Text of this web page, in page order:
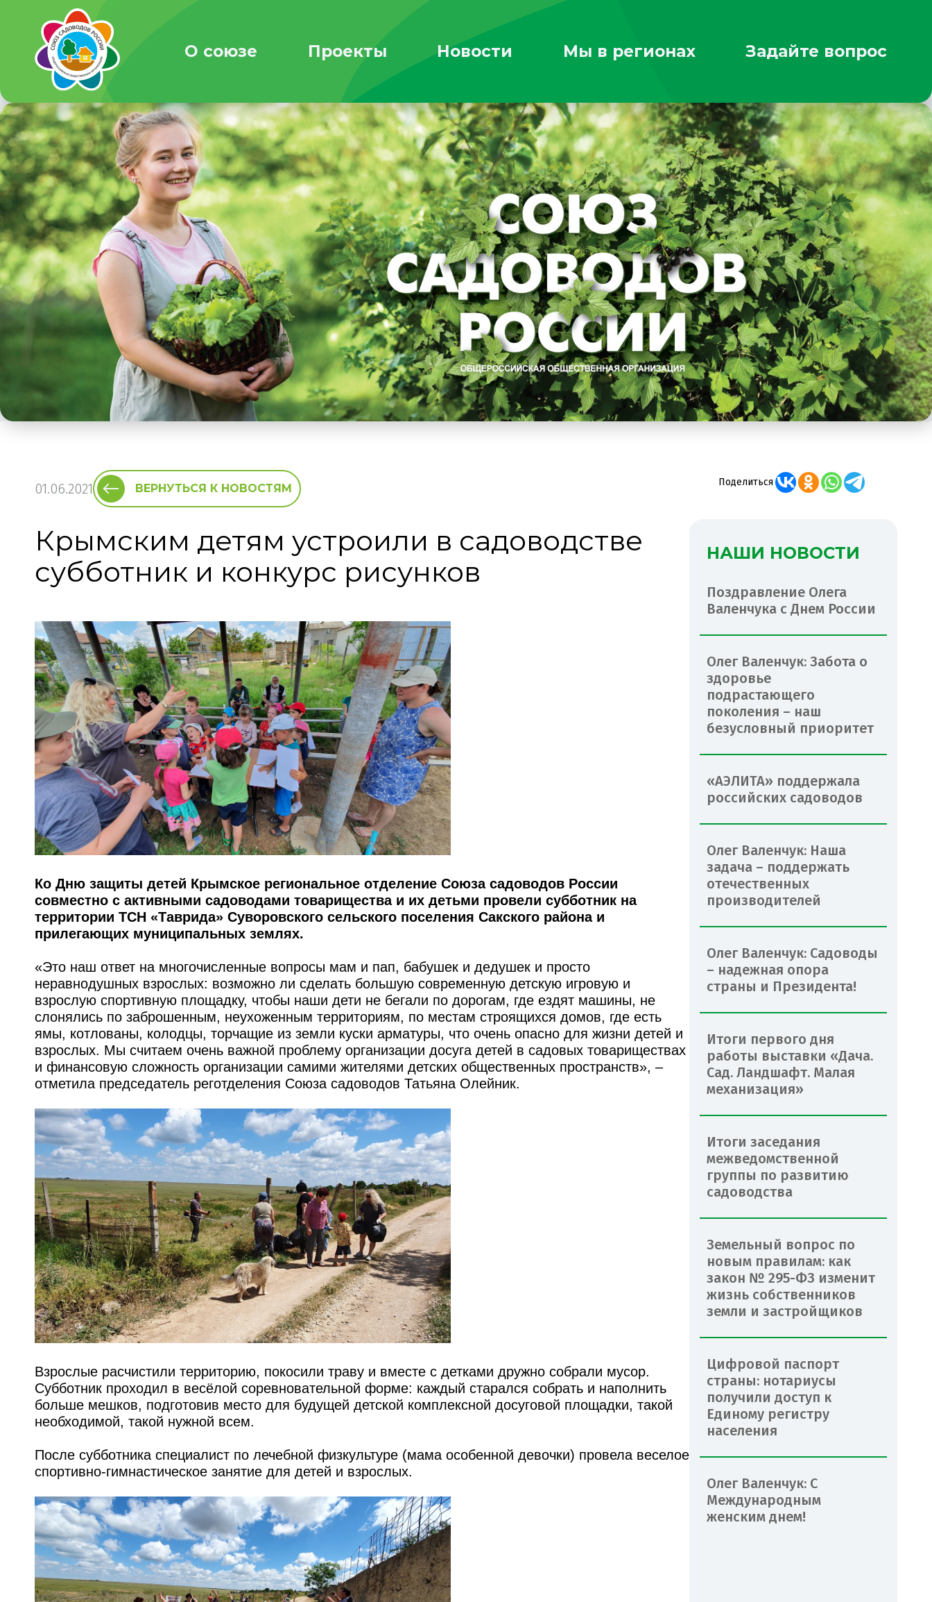
О союзе Проекты Новости Мы в регионах Задайте вопрос
01.06.2021 ВЕРНУТЬСЯ К НОВОСТЯМ
Крымским детям устроили в садоводстве
субботник и конкурс рисунков
Ко Дню защиты детей Крымское региональное отделение Союза садоводов России
совместно с активными садоводами товарищества и их детьми провели субботник на
территории ТСН «Таврида» Суворовского сельского поселения Сакского района и
прилегающих муниципальных землях.
«Это наш ответ на многочисленные вопросы мам и пап, бабушек и дедушек и просто
неравнодушных взрослых: возможно ли сделать большую современную детскую игровую и
взрослую спортивную площадку, чтобы наши дети не бегали по дорогам, где ездят машины, не
слонялись по заброшенным, неухоженным территориям, по местам строящихся домов, где есть
ямы, котлованы, колодцы, торчащие из земли куски арматуры, что очень опасно для жизни детей и
взрослых. Мы считаем очень важной проблему организации досуга детей в садовых товариществах
и финансовую сложность организации самими жителями детских общественных пространств», –
отметила председатель реготделения Союза садоводов Татьяна Олейник.
Взрослые расчистили территорию, покосили траву и вместе с детками дружно собрали мусор.
Субботник проходил в весёлой соревновательной форме: каждый старался собрать и наполнить
больше мешков, подготовив место для будущей детской комплексной досуговой площадки, такой
необходимой, такой нужной всем.
После субботника специалист по лечебной физкультуре (мама особенной девочки) провела веселое
спортивно-гимнастическое занятие для детей и взрослых.
Поделиться
НАШИ НОВОСТИ
Поздравление Олега
Валенчука с Днем России
Олег Валенчук: Забота о
здоровье
подрастающего
поколения – наш
безусловный приоритет
«АЭЛИТА» поддержала
российских садоводов
Олег Валенчук: Наша
задача – поддержать
отечественных
производителей
Олег Валенчук: Садоводы
– надежная опора
страны и Президента!
Итоги первого дня
работы выставки «Дача.
Сад. Ландшафт. Малая
механизация»
Итоги заседания
межведомственной
группы по развитию
садоводства
Земельный вопрос по
новым правилам: как
закон № 295-ФЗ изменит
жизнь собственников
земли и застройщиков
Цифровой паспорт
страны: нотариусы
получили доступ к
Единому регистру
населения
Олег Валенчук: С
Международным
женским днем!